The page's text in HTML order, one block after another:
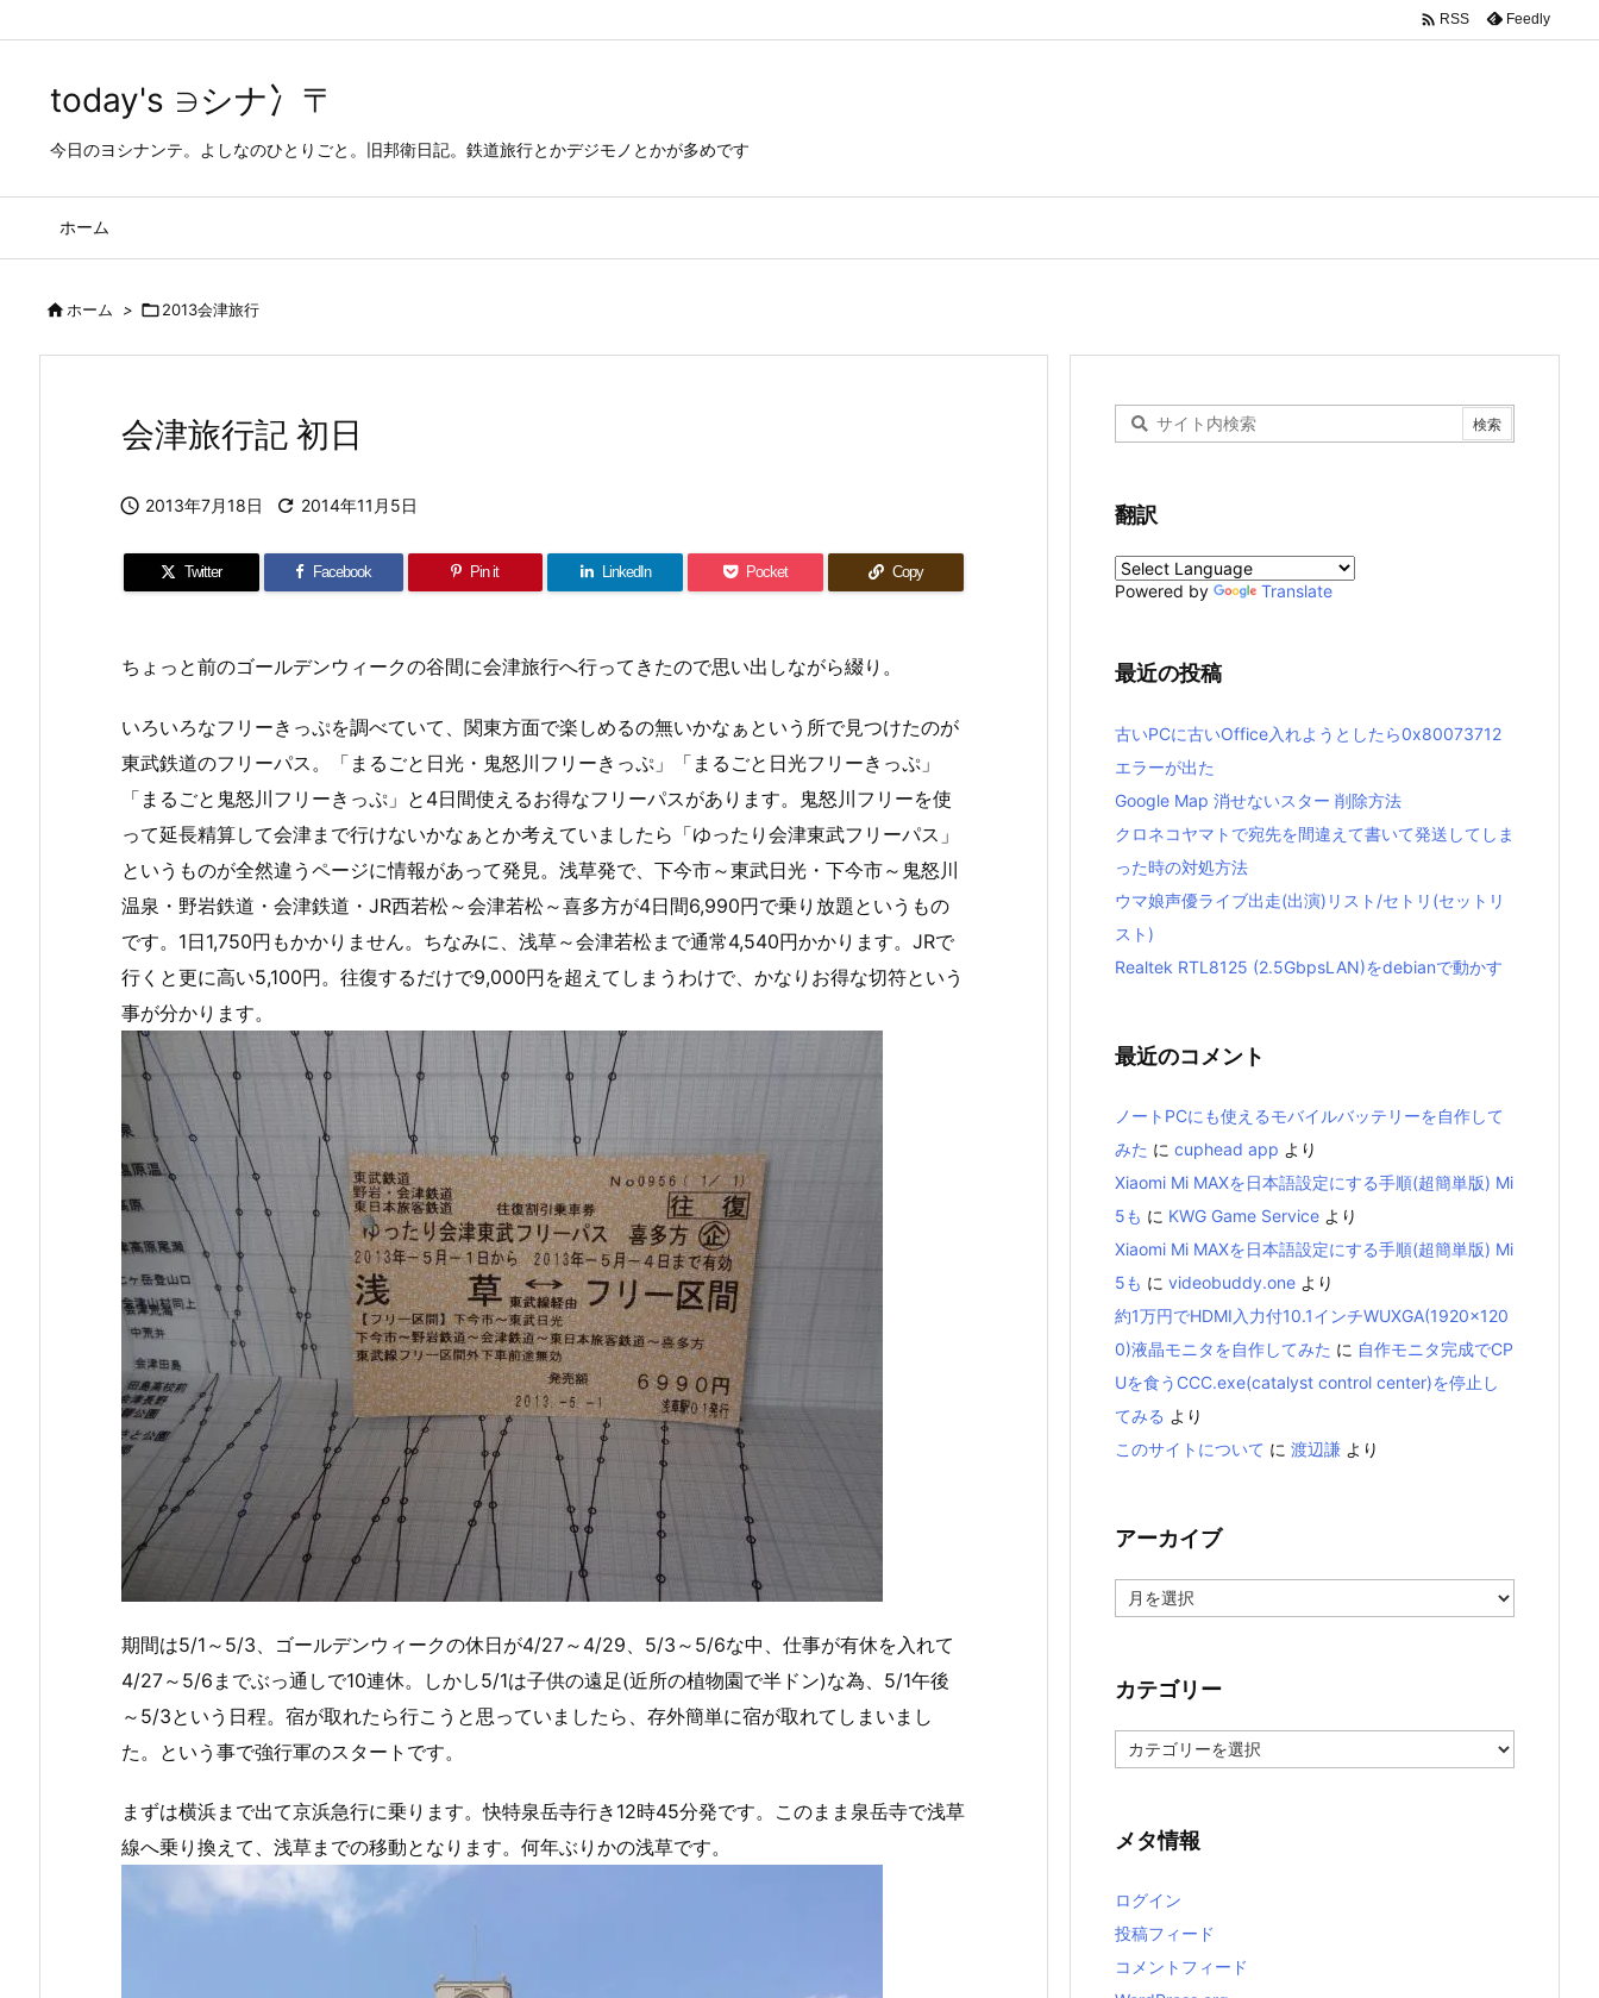
today's ∋シナ冫〒
今日のヨシナンテ。よしなのひとりごと。旧邦衛日記。鉄道旅行とかデジモノとかが多めです
ホーム
 RSS Feedly
ホーム > 2013会津旅行
会津旅行記 初日
 2013年7月18日  2014年11月5日
Twitter Facebook Pin it LinkedIn Pocket Copy
ちょっと前のゴールデンウィークの谷間に会津旅行へ行ってきたので思い出しながら綴り。
いろいろなフリーきっぷを調べていて、関東方面で楽しめるの無いかなぁという所で見つけたのが
東武鉄道のフリーパス。「まるごと日光・鬼怒川フリーきっぷ」「まるごと日光フリーきっぷ」
「まるごと鬼怒川フリーきっぷ」と4日間使えるお得なフリーパスがあります。鬼怒川フリーを使
って延長精算して会津まで行けないかなぁとか考えていましたら「ゆったり会津東武フリーパス」
というものが全然違うページに情報があって発見。浅草発で、下今市～東武日光・下今市～鬼怒川
温泉・野岩鉄道・会津鉄道・JR西若松～会津若松～喜多方が4日間6,990円で乗り放題というもの
です。1日1,750円もかかりません。ちなみに、浅草～会津若松まで通常4,540円かかります。JRで
行くと更に高い5,100円。往復するだけで9,000円を超えてしまうわけで、かなりお得な切符という
事が分かります。
期間は5/1～5/3、ゴールデンウィークの休日が4/27～4/29、5/3～5/6な中、仕事が有休を入れて
4/27～5/6までぶっ通しで10連休。しかし5/1は子供の遠足(近所の植物園で半ドン)な為、5/1午後
～5/3という日程。宿が取れたら行こうと思っていましたら、存外簡単に宿が取れてしまいまし
た。という事で強行軍のスタートです。
まずは横浜まで出て京浜急行に乗ります。快特泉岳寺行き12時45分発です。このまま泉岳寺で浅草
線へ乗り換えて、浅草までの移動となります。何年ぶりかの浅草です。
翻訳
Powered by Translate
最近の投稿
古いPCに古いOffice入れようとしたら0x80073712
エラーが出た
Google Map 消せないスター 削除方法
クロネコヤマトで宛先を間違えて書いて発送してしま
った時の対処方法
ウマ娘声優ライブ出走(出演)リスト/セトリ(セットリ
スト)
Realtek RTL8125 (2.5GbpsLAN)をdebianで動かす
最近のコメント
ノートPCにも使えるモバイルバッテリーを自作して
みた に cuphead app より
Xiaomi Mi MAXを日本語設定にする手順(超簡単版) Mi
5も に KWG Game Service より
Xiaomi Mi MAXを日本語設定にする手順(超簡単版) Mi
5も に videobuddy.one より
約1万円でHDMI入力付10.1インチWUXGA(1920×120
0)液晶モニタを自作してみた に 自作モニタ完成でCP
Uを食うCCC.exe(catalyst control center)を停止し
てみる より
このサイトについて に 渡辺謙 より
アーカイブ
ー
ブ
カテゴリー
テ
ー
メタ情報
ログイン
投稿フィード
コメントフィード